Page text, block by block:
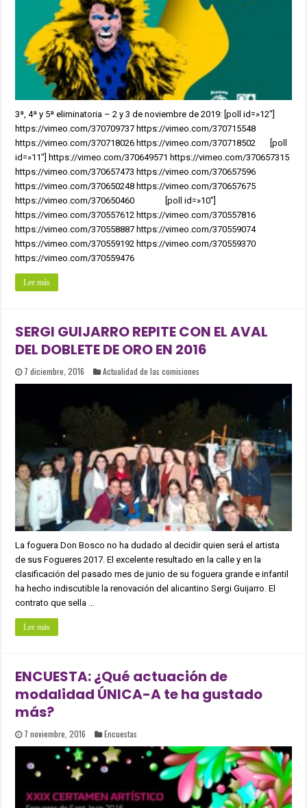
3ª, 4ª y 5ª eliminatoria – 2 y 3 de noviembre de 2019: [poll id=»12″]
https://vimeo.com/370709737 https://vimeo.com/370715548
https://vimeo.com/370718026 https://vimeo.com/370718502 [poll
id=»11″] https://vimeo.com/370649571 https://vimeo.com/370657315
https://vimeo.com/370657473 https://vimeo.com/370657596
https://vimeo.com/370650248 https://vimeo.com/370657675
https://vimeo.com/370650460 [poll id=»10″]
https://vimeo.com/370557612 https://vimeo.com/370557816
https://vimeo.com/370558887 https://vimeo.com/370559074
https://vimeo.com/370559192 https://vimeo.com/370559370
https://vimeo.com/370559476
Lee más
SERGI GUIJARRO REPITE CON EL AVAL
DEL DOBLETE DE ORO EN 2016
7 diciembre, 2016 Actualidad de las comisiones
La foguera Don Bosco no ha dudado al decidir quien será el artista
de sus Fogueres 2017. El excelente resultado en la calle y en la
clasificación del pasado mes de junio de su foguera grande e infantil
ha hecho indiscutible la renovación del alicantino Sergi Guijarro. El
contrato que sella …
Lee más
ENCUESTA: ¿Qué actuación de
modalidad ÚNICA-A te ha gustado
más?
7 noviembre, 2016 Encuestas